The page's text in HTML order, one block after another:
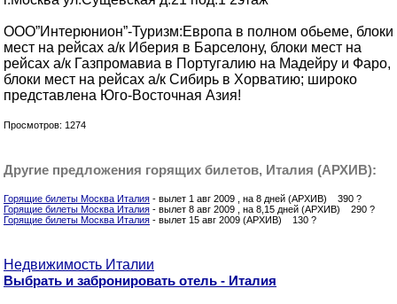
ООО”Интерюнион”-Туризм:Европа в полном обьеме, блоки
мест на рейсах а/к Иберия в Барселону, блоки мест на
рейсах а/к Газпромавиа в Португалию на Мадейру и Фаро,
блоки мест на рейсах а/к Сибирь в Хорватию; широко
представлена Юго-Восточная Азия!
Просмотров: 1274
Другие предложения горящих билетов, Италия (АРХИВ):
Горящие билеты Москва Италия - вылет 1 авг 2009 , на 8 дней (АРХИВ) 390 ?
Горящие билеты Москва Италия - вылет 8 авг 2009 , на 8,15 дней (АРХИВ) 290 ?
Горящие билеты Москва Италия - вылет 15 авг 2009 (АРХИВ) 130 ?
Недвижимость Италии
Выбрать и забронировать отель - Италия